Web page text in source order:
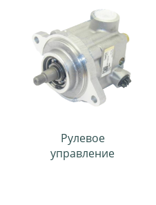
Рулевое
управление